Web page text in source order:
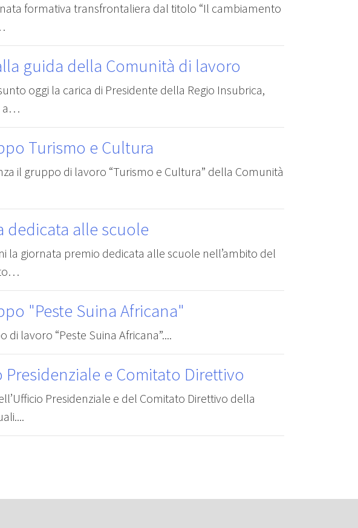
formativa transfrontaliera dal titolo “Il cambiamento
guida della Comunità di lavoro
oggi la carica di Presidente della Regio Insubrica,
a…
Turismo e Cultura
il gruppo di lavoro “Turismo e Cultura” della Comunità
dedicata alle scuole
la giornata premio dedicata alle scuole nell’ambito del
"Peste Suina Africana"
lavoro “Peste Suina Africana”....
e Comitato Direttivo
Presidenziale e del Comitato Direttivo della